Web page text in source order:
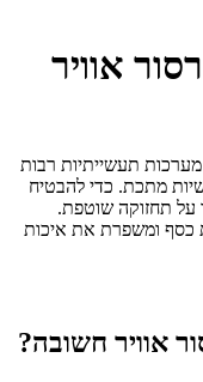
אוויר
תעשייתיות רבות
מתכת. כדי להבטיח
על תחזוקה שוטפת.
כסף ומשפרת את איכות
אוויר חשובה?